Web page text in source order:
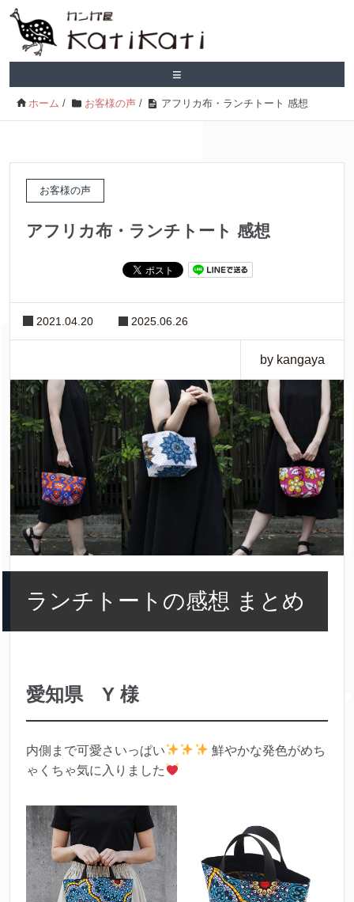
≡
ホーム / お客様の声 / アフリカ布・ランチトート 感想
お客様の声
アフリカ布・ランチトート 感想
2021.04.20 2025.06.26
by kangaya
ランチトートの感想 まとめ
愛知県 Y 様
内側まで可愛さいっぱい
鮮やかな発色がめち
ゃくちゃ気に入りました